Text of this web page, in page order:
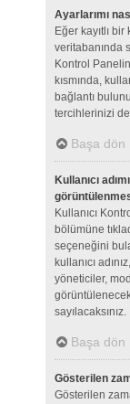
Ayarlarımı
Eğer kayıtlı
veritabanında
Kontrol
kısmında,
bağlantı
tercihlerinizi
Başa dön
Kullanıcı
Kullanıcı
bölümüne
seçeneğini
kullanıcı
yöneticiler,
sayılacaksınız.
Başa dön
Gösterilen
Gösterilen